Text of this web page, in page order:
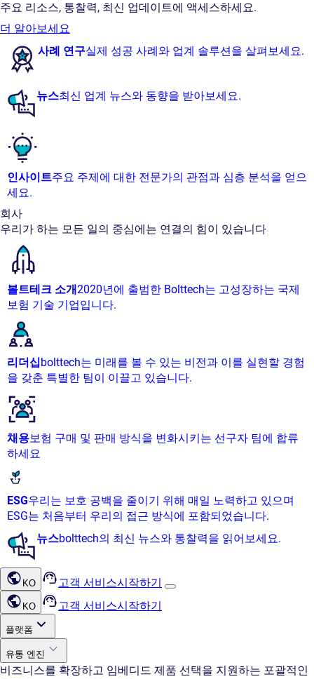
주요 리소스, 통찰력, 최신 업데이트에 액세스하세요.
더 알아보세요
사례 연구실제 성공 사례와 업계 솔루션을 살펴보세요.
뉴스최신 업계 뉴스와 동향을 받아보세요.
인사이트주요 주제에 대한 전문가의 관점과 심층 분석을 얻으
세요.
회사
우리가 하는 모든 일의 중심에는 연결의 힘이 있습니다
볼트테크 소개2020년에 출범한 Bolttech는 고성장하는 국제
보험 기술 기업입니다.
리더십bolttech는 미래를 볼 수 있는 비전과 이를 실현할 경험
을 갖춘 특별한 팀이 이끌고 있습니다.
채용보험 구매 및 판매 방식을 변화시키는 선구자 팀에 합류
하세요
ESG우리는 보호 공백을 줄이기 위해 매일 노력하고 있으며
ESG는 처음부터 우리의 접근 방식에 포함되었습니다.
뉴스bolttech의 최신 뉴스와 통찰력을 읽어보세요.
KO 고객 서비스시작하기
KO 고객 서비스시작하기
플랫폼
유통 엔진
비즈니스를 확장하고 임베디드 제품 선택을 지원하는 포괄적인